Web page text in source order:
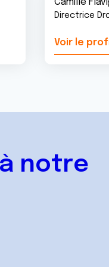
Camille
Directrice
Voir le
notre